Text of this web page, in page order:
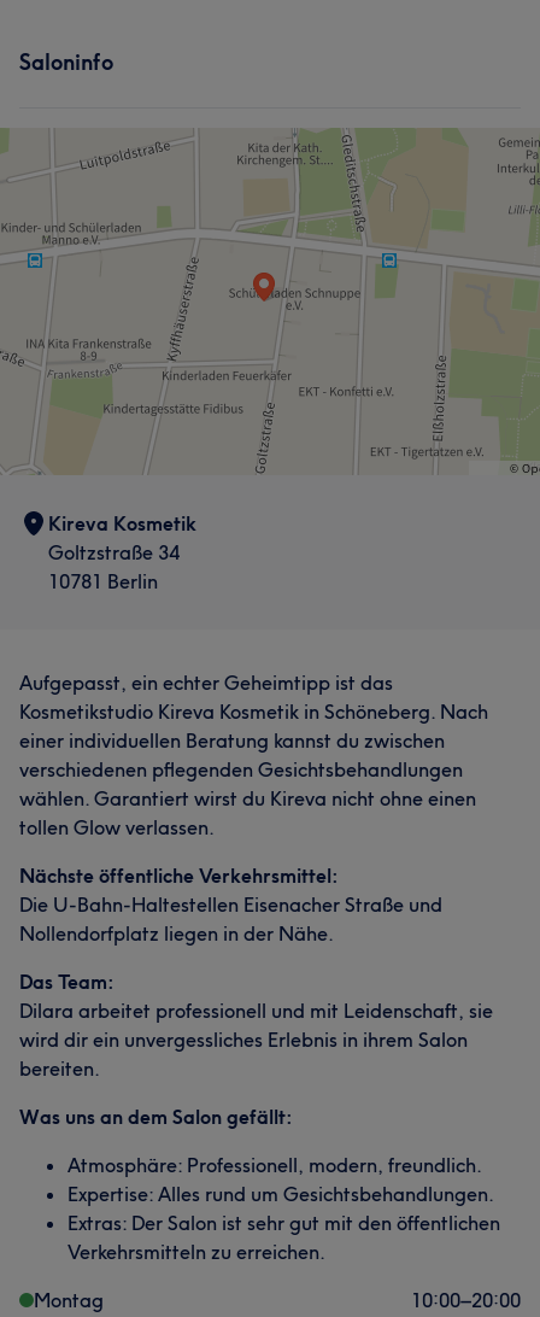
Saloninfo
Kireva Kosmetik
Goltzstraße 34
10781 Berlin
Aufgepasst, ein echter Geheimtipp ist das
Kosmetikstudio Kireva Kosmetik in Schöneberg. Nach
einer individuellen Beratung kannst du zwischen
verschiedenen pflegenden Gesichtsbehandlungen
wählen. Garantiert wirst du Kireva nicht ohne einen
tollen Glow verlassen.
Nächste öffentliche Verkehrsmittel:
Die U-Bahn-Haltestellen Eisenacher Straße und
Nollendorfplatz liegen in der Nähe.
Das Team:
Dilara arbeitet professionell und mit Leidenschaft, sie
wird dir ein unvergessliches Erlebnis in ihrem Salon
bereiten.
Was uns an dem Salon gefällt:
Atmosphäre: Professionell, modern, freundlich.
Expertise: Alles rund um Gesichtsbehandlungen.
Extras: Der Salon ist sehr gut mit den öffentlichen
Verkehrsmitteln zu erreichen.
Montag
10:00–20:00